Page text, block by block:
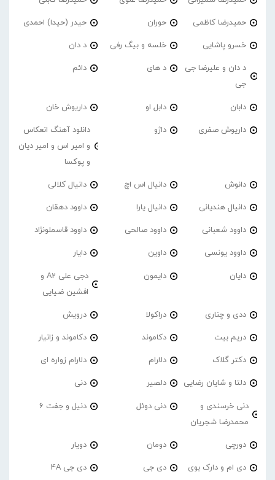
حمیدرضا کاظمی حوران حیدر (حیدا) احمدی
خسرو پاشایی خلسه و بیگ رفی د دان
د دان و علیرضا جی
جی
د های دائم
دابان دابل او داریوش خان
داریوش صفری داژو
دانلود آهنگ انعکاس
و امیر اس و امیر دیان
و پوکسا
دانوش دانیال اس اچ دانیال کلالی
دانیال هندیانی دانیال یارا داوود دهقان
داوود شعبانی داوود صالحی داوود قاسملونژاد
داوود یونسی داوین دایار
دایان دایمون
دجی علی A2 و
افشین ضیایی
ددی و چناری دراکولا درویش
دریم بیت دکاموند دکاموند و زانیار
دکتر گلاک دلارام دلارام زواره ای
دلتا و شایان رضایی دلصیر دنی
دنی خرسندی و
محمدرضا شجریان
دنی دوئل دنیل و جفت 6
دورچی دومان دویار
دی ام و دارک بوی دی جی دی جی 4A